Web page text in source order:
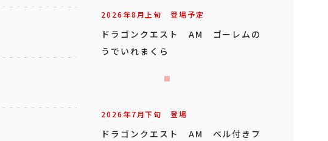
2026年8月上旬 登場予定
ドラゴンクエスト AM ゴーレムの
うでいれまくら
2026年7月下旬 登場
ドラゴンクエスト AM ベル付きフ